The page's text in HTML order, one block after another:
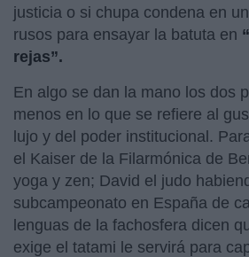
justicia o si chupa condena en
rusos para ensayar la batuta en
rejas”.
En algo se dan la mano los dos
menos en lo que se refiere al
lujo y del poder institucional.
el Kaiser de la Filarmónica de
yoga y zen; David el judo
subcampeonato en España de
lenguas de la fachosfera dicen
exige el tatami le servirá para